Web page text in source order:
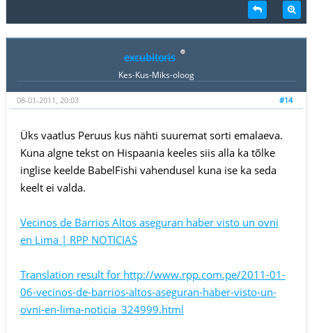
excubitoris
Kes-Kus-Miks-oloog
#14
08-01-2011, 20:03
Üks vaatlus Peruus kus nähti suuremat sorti emalaeva.
Kuna algne tekst on Hispaania keeles siis alla ka tõlke
inglise keelde BabelFishi vahendusel kuna ise ka seda
keelt ei valda.
Vecinos de Barrios Altos aseguran haber visto un ovni
en Lima | RPP NOTICIAS
Translation result for http://www.rpp.com.pe/2011-01-
06-vecinos-de-barrios-altos-aseguran-haber-visto-un-
ovni-en-lima-noticia_324999.html